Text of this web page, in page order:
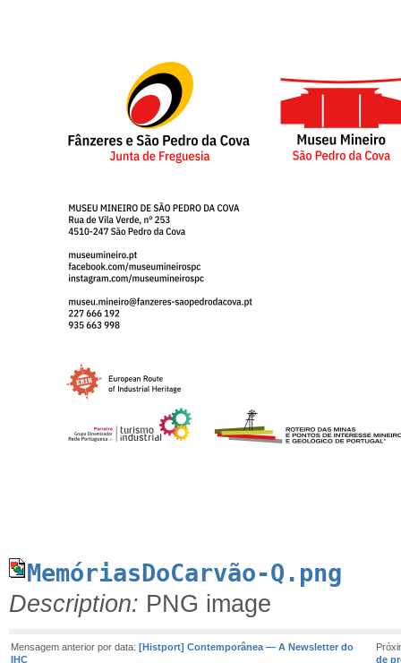
MemóriasDoCarvão-Q.png
Description: PNG image
Mensagem anterior por data: [Histport] Contemporânea — A Newsletter do
IHC
de